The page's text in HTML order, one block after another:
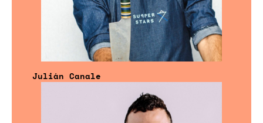
Julián Canale